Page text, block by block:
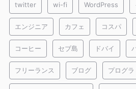
twitter wi-fi WordPress
エンジニア カフェ コスパ
コーヒー セブ島 ドバイ
フリーランス ブログ プログ